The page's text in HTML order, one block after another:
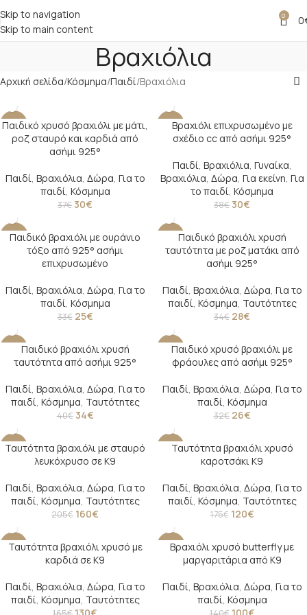
Skip to navigation
Skip to main content
0 0
Βραχιόλια
Αρχική σελίδα Κόσμημα Παιδί Βραχιόλια
-19%
Παιδικό χρυσό βραχιόλι με μάτι,
ροζ σταυρό και καρδιά από
ασήμι 925°
Παιδί, Βραχιόλια, Δώρα, Για το
παιδί, Κόσμημα
37€ 30€
-21%Βραχιόλι επιχρυσωμένο με
σχέδιο cc από ασήμι 925°
Παιδί, Βραχιόλια, Γυναίκα,
Βραχιόλια, Δώρα, Για εκείνη, Για
το παιδί, Κόσμημα
38€ 30€
-24%
Παιδικό βραχιόλι με ουράνιο
τόξο από 925° ασήμι
επιχρυσωμένο
Παιδί, Βραχιόλια, Δώρα, Για το
παιδί, Κόσμημα
33€ 25€
-18%Παιδικό βραχιόλι χρυσή
ταυτότητα με ροζ ματάκι από
ασήμι 925°
Παιδί, Βραχιόλια, Δώρα, Για το
παιδί, Κόσμημα, Ταυτότητες
34€ 28€
-15%Παιδικό βραχιόλι χρυσή
ταυτότητα από ασήμι 925°
Παιδί, Βραχιόλια, Δώρα, Για το
παιδί, Κόσμημα, Ταυτότητες
40€ 34€
-19%
Παιδικό χρυσό βραχιόλι με
φράουλες από ασήμι 925°
Παιδί, Βραχιόλια, Δώρα, Για το
παιδί, Κόσμημα
32€ 26€
-22%
Ταυτότητα βραχιόλι με σταυρό
λευκόχρυσο σε Κ9
Παιδί, Βραχιόλια, Δώρα, Για το
παιδί, Κόσμημα, Ταυτότητες
205€ 160€
-31%Ταυτότητα βραχιόλι χρυσό
καροτσάκι Κ9
Παιδί, Βραχιόλια, Δώρα, Για το
παιδί, Κόσμημα, Ταυτότητες
175€ 120€
-21%
Ταυτότητα βραχιόλι χρυσό με
καρδιά σε Κ9
Παιδί, Βραχιόλια, Δώρα, Για το
παιδί, Κόσμημα, Ταυτότητες
-29%
Βραχιόλι χρυσό butterfly με
μαργαριτάρια από K9
Παιδί, Βραχιόλια, Δώρα, Για το
παιδί, Κόσμημα